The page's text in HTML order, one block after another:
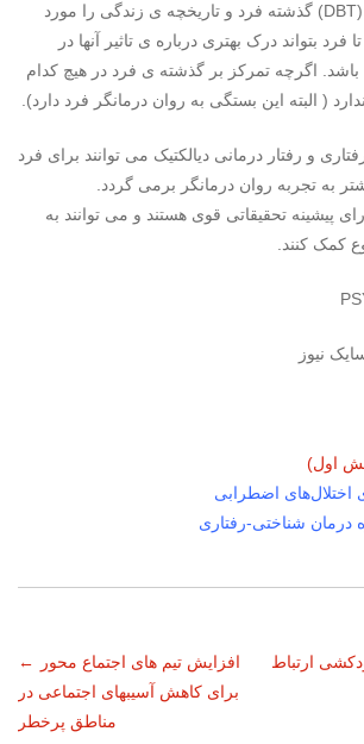
هر دو درمان (CBT) و (DBT) گذشته فرد و تاریخچه ی زندگی را مورد
بتواند درک بهتری درباره ی تاثیر آنها در
اگرچه تمرکز بر گذشته ی فرد در هیچ کدام
( البته این بستگی به روان درمانگر فرد دارد).
و رفتار درمانی دیالکتیک می توانند برای فرد
به تجربه روان درمانگر برمی گردد.
پیشینه تحقیقاتی قوی هستند و می توانند به
کمک کنند.
نیوز
اختلال‌های اضطرابی
درمان شناختی-رفتاری
←
افزایش تیم های اجتماع محور
برای کاهش آسیبهای اجتماعی در
مناطق پرخطر
ارتباط